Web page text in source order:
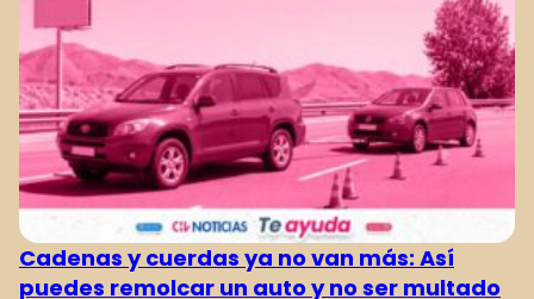
Cadenas y cuerdas ya no van más: Así
puedes remolcar un auto y no ser multado